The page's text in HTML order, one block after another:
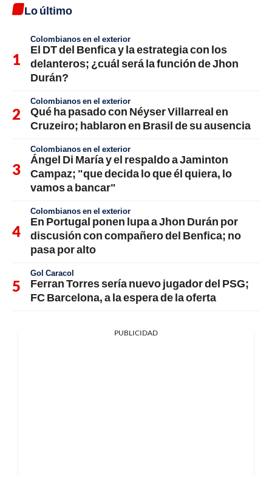
Lo último
Colombianos en el exterior
El DT del Benfica y la estrategia con los
delanteros; ¿cuál será la función de Jhon
Durán?
Colombianos en el exterior
Qué ha pasado con Néyser Villarreal en
Cruzeiro; hablaron en Brasil de su ausencia
Colombianos en el exterior
Ángel Di María y el respaldo a Jaminton
Campaz; "que decida lo que él quiera, lo
vamos a bancar"
Colombianos en el exterior
En Portugal ponen lupa a Jhon Durán por
discusión con compañero del Benfica; no
pasa por alto
Gol Caracol
Ferran Torres sería nuevo jugador del PSG;
FC Barcelona, a la espera de la oferta
PUBLICIDAD